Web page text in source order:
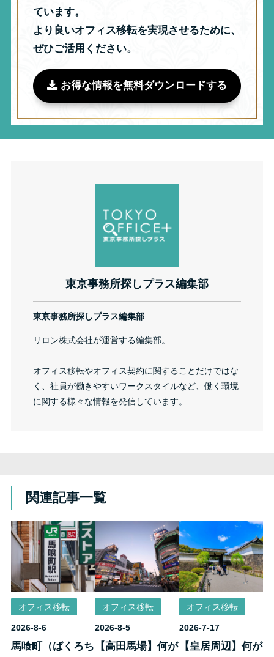
ています。
より良いオフィス移転を実現させるために、
ぜひご活用ください。
お得な情報を無料ダウンロードする
東京事務所探しプラス編集部
東京事務所探しプラス編集部
リロン株式会社が運営する編集部。
オフィス移転やオフィス契約に関することだけではな
く、社員が働きやすいワークスタイルなど、働く環境
に関する様々な情報を発信しています。
関連記事一覧
オフィス移転
2026-8-6
馬喰町（ばくろち
オフィス移転
2026-8-5
【高田馬場】何が
オフィス移転
2026-7-17
【皇居周辺】何が